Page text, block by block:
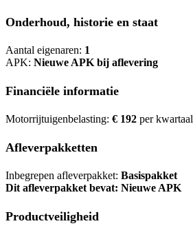
Onderhoud, historie en staat
Aantal eigenaren: 1
APK: Nieuwe APK bij aflevering
Financiële informatie
Motorrijtuigenbelasting: € 192 per kwartaal
Afleverpakketten
Inbegrepen afleverpakket: Basispakket
Dit afleverpakket bevat: Nieuwe APK
Productveiligheid